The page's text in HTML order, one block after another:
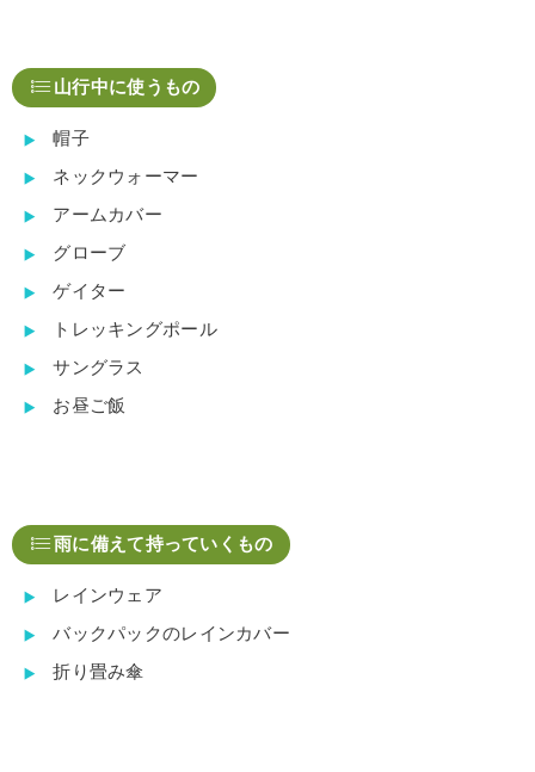
山行中に使うもの
帽子
ネックウォーマー
アームカバー
グローブ
ゲイター
トレッキングポール
サングラス
お昼ご飯
雨に備えて持っていくもの
レインウェア
バックパックのレインカバー
折り畳み傘